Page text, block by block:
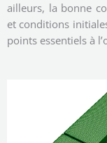
ailleurs, la bonne
et conditions
points essentiels à